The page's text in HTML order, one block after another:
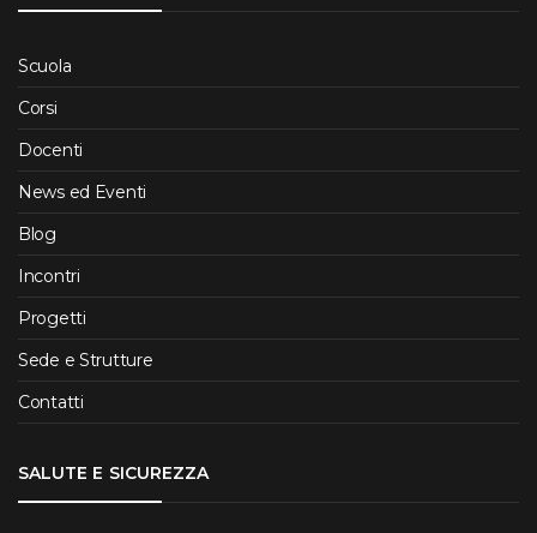
Scuola
Corsi
Docenti
News ed Eventi
Blog
Incontri
Progetti
Sede e Strutture
Contatti
SALUTE E SICUREZZA